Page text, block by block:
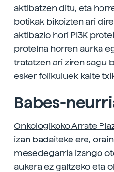
aktibatzen ditu, eta
botikak bikoizten ari
aktibazio hori PI3K
proteina horren aurka
tratatzen ari ziren sagu
esker folikuluek kalte
Babes-
Onkologikoko Arrate
izan badaiteke ere,
mesedegarria izango
aukera ez galtzeko eta